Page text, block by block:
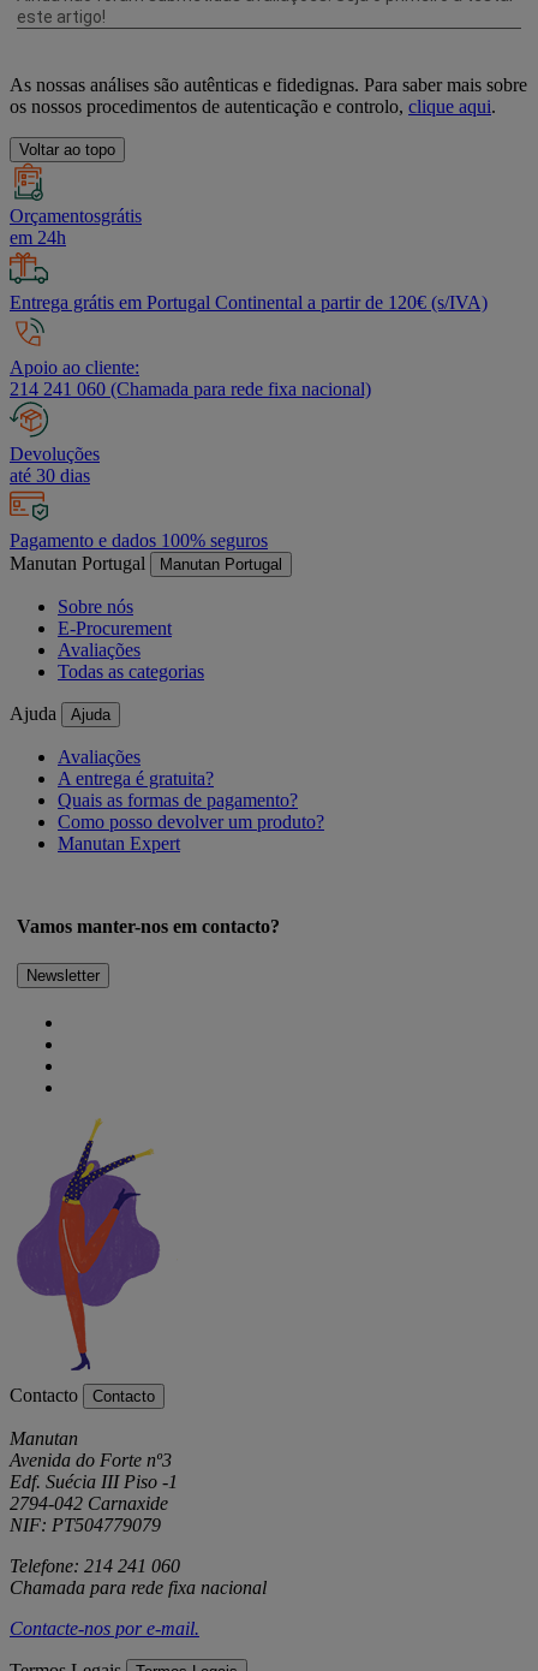
As nossas análises são autênticas e fidedignas. Para saber mais sobre
os nossos procedimentos de autenticação e controlo, clique aqui.
Voltar ao topo
Orçamentosgrátis
em 24h
Entrega grátis em Portugal Continental a partir de 120€ (s/IVA)
Apoio ao cliente:
214 241 060 (Chamada para rede fixa nacional)
Devoluções
até 30 dias
Pagamento e dados 100% seguros
Manutan Portugal
Manutan Portugal
Sobre nós
E-Procurement
Avaliações
Todas as categorias
Ajuda Ajuda
Avaliações
A entrega é gratuita?
Quais as formas de pagamento?
Como posso devolver um produto?
Manutan Expert
Vamos manter-nos em contacto?
Newsletter
Contacto Contacto
Manutan
Avenida do Forte nº3
Edf. Suécia III Piso -1
2794-042 Carnaxide
NIF: PT504779079
Telefone: 214 241 060
Chamada para rede fixa nacional
Contacte-nos pore-mail.